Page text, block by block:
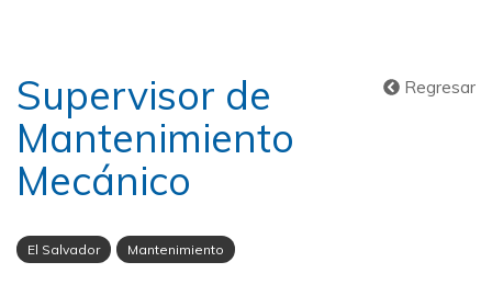
Supervisor de
Mantenimiento
Mecánico
Regresar
El Salvador Mantenimiento